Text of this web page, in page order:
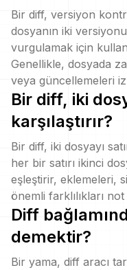
Bir diff, versiyon
dosyanın iki
vurgulamak için
Genellikle, dosyada
veya güncellemeleri
Bir diff, iki
karşılaştırır?
Bir diff, iki dosyayı
her bir satırı ikinci
eşleştirir, eklemeleri,
önemli farklılıkları not
Diff
demektir?
Bir yama, diff aracı